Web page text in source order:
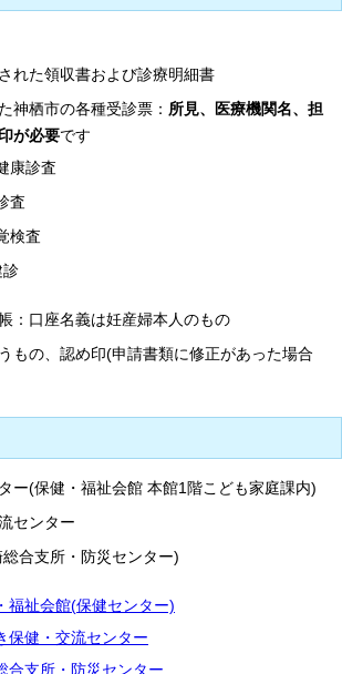
れた領収書および診療明細書
神栖市の各種受診票： 所見、医療機関名、担
が必要です
康診査
査
検査
診
：口座名義は妊産婦本人のもの
もの、認め印(申請書類に修正があった場合
ー(保健・福祉会館 本館1階こども家庭課内)
センター
合支所・防災センター)
福祉会館(保健センター)
保健・交流センター
合支所・防災センター